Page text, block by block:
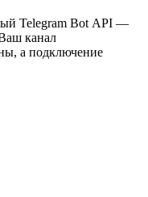
Telegram Bot API —
канал
а подключение